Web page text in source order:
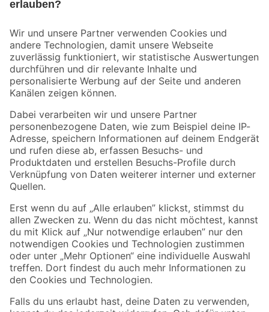
Der toom Newsletter: Keine Angebote und Aktionen mehr verpassen!
Zur Newsletter Anmeldung
Folge uns
Zahlungsarten Versandarten
Sicher einkaufen
Jetzt die toom-App herunterladen